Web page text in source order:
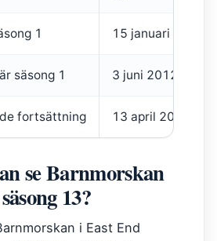
1 15 januari 2012
säsong 1 3 juni 2012
fortsättning 13 april 2021
se Barnmorskan
13?
i East End